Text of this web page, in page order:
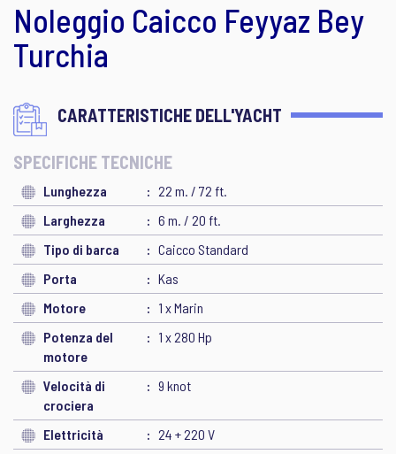
Noleggio Caicco Feyyaz Bey
Turchia
CARATTERISTICHE DELL'YACHT
SPECIFICHE TECNICHE
Lunghezza
22 m. / 72 ft.
Larghezza
6 m. / 20 ft.
Tipo di barca
Caicco Standard
Porta
Kas
Motore
1 x Marin
Potenza del
motore
1 x 280 Hp
Velocità di
crociera
9 knot
Elettricità
24 + 220 V